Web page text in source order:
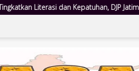
DJP Jatim dan GP Ansor Jatim Jalin